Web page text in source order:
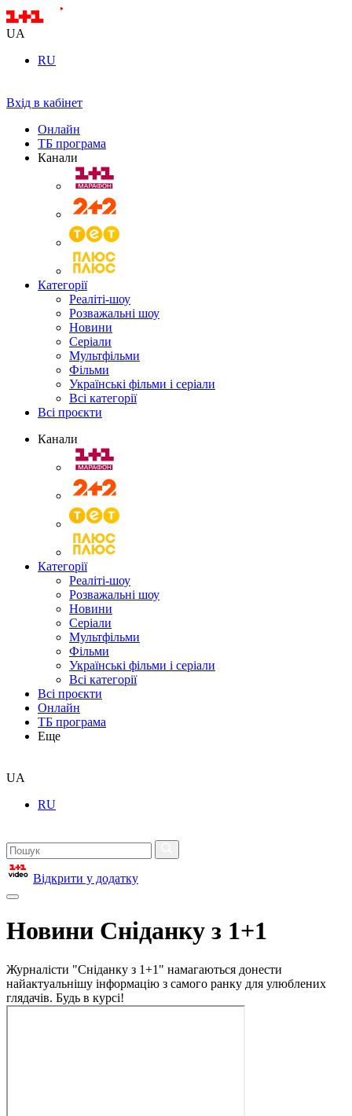
UA
RU
Вхід в кабінет
Онлайн
ТБ програма
Канали
Категорії
Реаліті-шоу
Розважальні шоу
Новини
Серіали
Мультфільми
Фільми
Українські фільми і серіали
Всі категорії
Всі проєкти
Канали
Категорії
Реаліті-шоу
Розважальні шоу
Новини
Серіали
Мультфільми
Фільми
Українські фільми і серіали
Всі категорії
Всі проєкти
Онлайн
ТБ програма
Еще
UA
RU
Відкрити у додатку
Новини Сніданку з 1+1
Журналісти "Сніданку з 1+1" намагаються донести
найактуальнішу інформацію з самого ранку для улюблених
глядачів. Будь в курсі!